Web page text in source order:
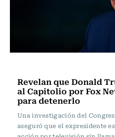
Revelan que Donald
al Capitolio por Fox
para detenerlo
Una investigación del
aseguró que el expresidente